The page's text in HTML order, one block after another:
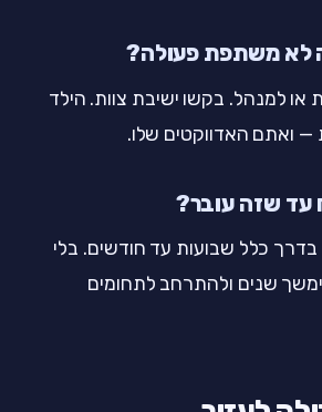
לא משתפת פעולה?
או למנהל. בקשו ישיבת צוות. הילד
ואתם האדווקטים שלו.
עד שזה עובר?
כלל שבועות עד חודשים. בלי
שנים ולהתרחב לתחומים